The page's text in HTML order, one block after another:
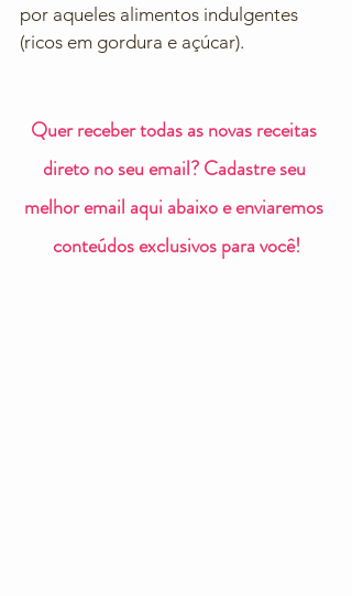
por aqueles alimentos indulgentes
(ricos em gordura e açúcar).
Quer receber todas as novas receitas
direto no seu email? Cadastre seu
melhor email aqui abaixo e enviaremos
conteúdos exclusivos para você!